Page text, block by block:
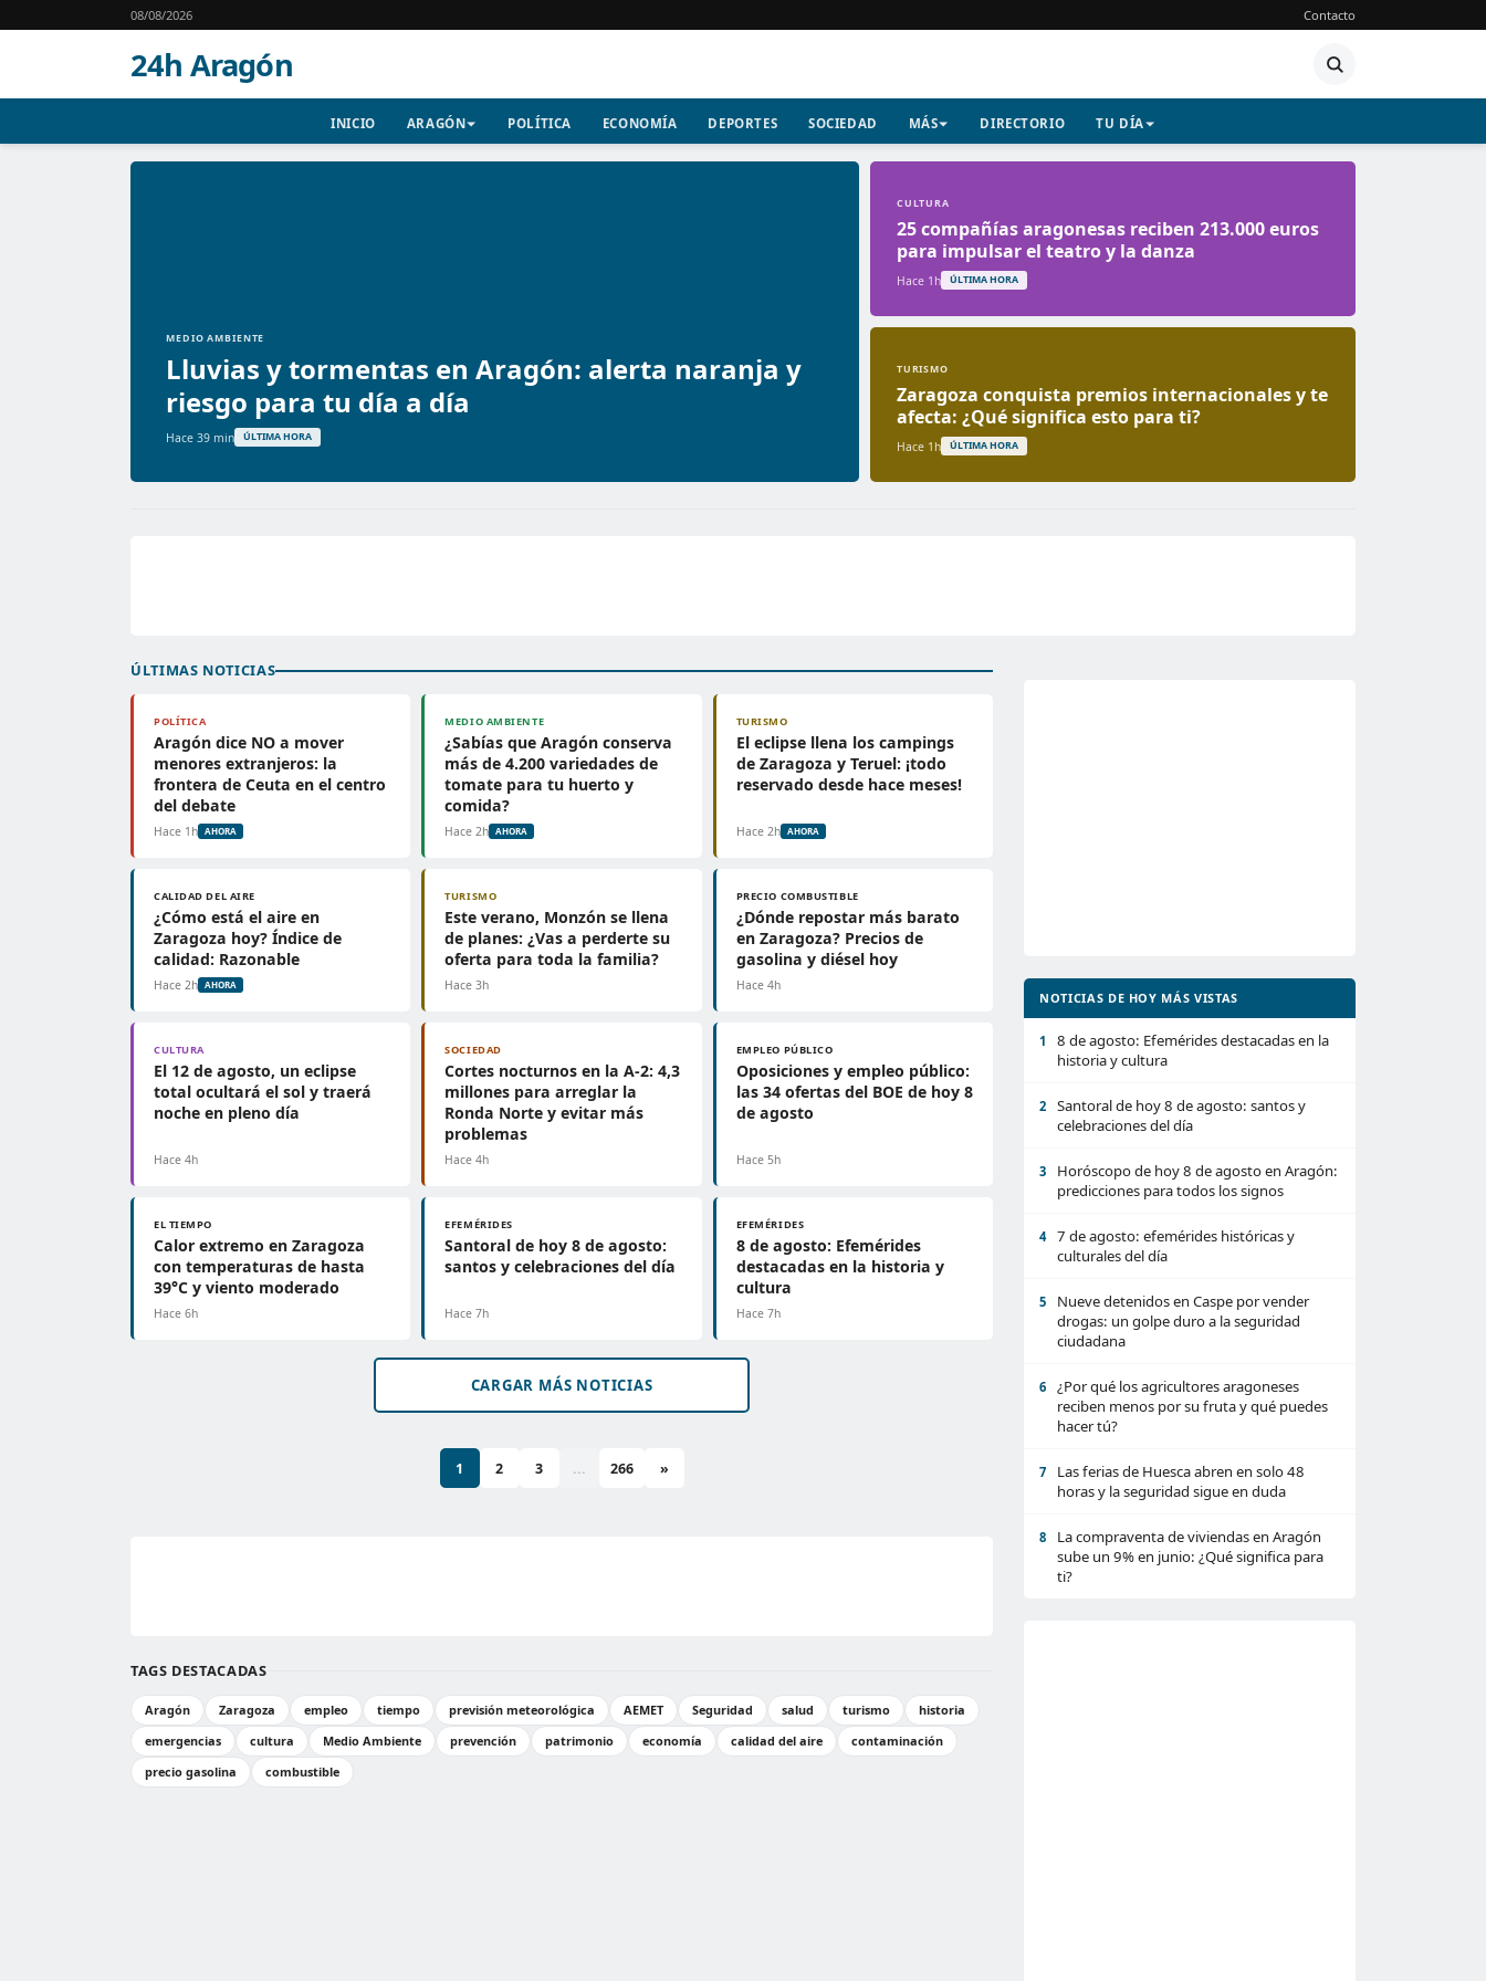
08/08/2026 Contacto
24h Aragón
INICIO ARAGÓN POLÍTICA ECONOMÍA DEPORTES SOCIEDAD MÁS DIRECTORIO TU DÍA
MEDIO AMBIENTE
Lluvias y tormentas en Aragón: alerta naranja y
riesgo para tu día a día
Hace 39 min ÚLTIMA HORA
CULTURA
25 compañías aragonesas reciben 213.000 euros
para impulsar el teatro y la danza
Hace 1h ÚLTIMA HORA
TURISMO
Zaragoza conquista premios internacionales y te
afecta: ¿Qué significa esto para ti?
Hace 1h ÚLTIMA HORA
ÚLTIMAS NOTICIAS
POLÍTICA
Aragón dice NO a mover
menores extranjeros: la
frontera de Ceuta en el centro
del debate
Hace 1h AHORA
MEDIO AMBIENTE
¿Sabías que Aragón conserva
más de 4.200 variedades de
tomate para tu huerto y
comida?
Hace 2h AHORA
TURISMO
El eclipse llena los campings
de Zaragoza y Teruel: ¡todo
reservado desde hace meses!
Hace 2h AHORA
CALIDAD DEL AIRE
¿Cómo está el aire en
Zaragoza hoy? Índice de
calidad: Razonable
Hace 2h AHORA
TURISMO
Este verano, Monzón se llena
de planes: ¿Vas a perderte su
oferta para toda la familia?
Hace 3h
PRECIO COMBUSTIBLE
¿Dónde repostar más barato
en Zaragoza? Precios de
gasolina y diésel hoy
Hace 4h
CULTURA
El 12 de agosto, un eclipse
total ocultará el sol y traerá
noche en pleno día
Hace 4h
SOCIEDAD
Cortes nocturnos en la A-2: 4,3
millones para arreglar la
Ronda Norte y evitar más
problemas
Hace 4h
EMPLEO PÚBLICO
Oposiciones y empleo público:
las 34 ofertas del BOE de hoy 8
de agosto
Hace 5h
EL TIEMPO
Calor extremo en Zaragoza
con temperaturas de hasta
39°C y viento moderado
Hace 6h
EFEMÉRIDES
Santoral de hoy 8 de agosto:
santos y celebraciones del día
Hace 7h
EFEMÉRIDES
8 de agosto: Efemérides
destacadas en la historia y
cultura
Hace 7h
CARGAR MÁS NOTICIAS
1 2 3 ... 266 »
TAGS DESTACADAS
Aragón Zaragoza empleo tiempo previsión meteorológica AEMET Seguridad salud turismo
historia
emergencias
cultura Medio Ambiente prevención patrimonio economía calidad del aire
contaminación
precio gasolina
combustible
NOTICIAS DE HOY MÁS VISTAS
1
8 de agosto: Efemérides destacadas en la
historia y cultura
2
Santoral de hoy 8 de agosto: santos y
celebraciones del día
3
Horóscopo de hoy 8 de agosto en Aragón:
predicciones para todos los signos
4
7 de agosto: efemérides históricas y
culturales del día
5
Nueve detenidos en Caspe por vender
drogas: un golpe duro a la seguridad
ciudadana
6
¿Por qué los agricultores aragoneses
reciben menos por su fruta y qué puedes
hacer tú?
7
Las ferias de Huesca abren en solo 48
horas y la seguridad sigue en duda
8
La compraventa de viviendas en Aragón
sube un 9% en junio: ¿Qué significa para
ti?